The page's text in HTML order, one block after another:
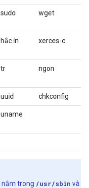
sudo wget
hắc ín xerces-c
tr ngon
uuid chkconfig
uname
nằm trong /usr/sbin và